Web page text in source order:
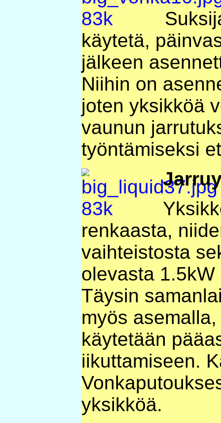
käytetä,
jälkeen
Niihin on
joten yksikköä
vaunun
työntämiseksi
renkaasta,
vaihteistosta
olevasta
Täysin
myös
käytetään
iikuttamiseen.
yksikköä.